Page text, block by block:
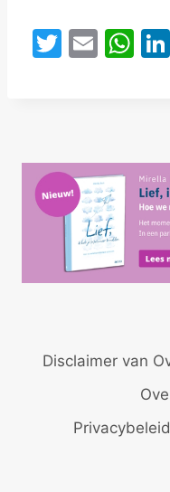
T
E
W
A
p
p
Disclaimer van